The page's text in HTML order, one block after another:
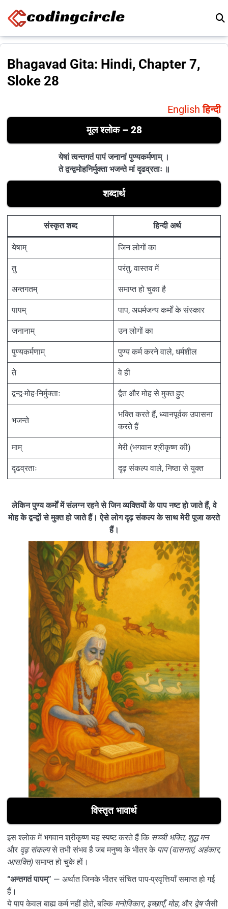
Bhagavad Gita: Hindi, Chapter 7,
Sloke 28
English हिन्दी
मूल श्लोक – 28
येषां त्वन्तगतं पापं जनानां पुण्यकर्मणाम् ।
ते द्वन्द्वमोहनिर्मुक्ता भजन्ते मां दृढव्रताः ॥
शब्दार्थ
संस्कृत शब्द हिन्दी अर्थ
येषाम् जिन लोगों का
तु परंतु, वास्तव में
अन्तगतम् समाप्त हो चुका है
पापम् पाप, अधर्मजन्य कर्मों के संस्कार
जनानाम् उन लोगों का
पुण्यकर्मणाम् पुण्य कर्म करने वाले, धर्मशील
ते वे ही
द्वन्द्व-मोह-निर्मुक्ताः द्वैत और मोह से मुक्त हुए
भजन्ते
भक्ति करते हैं, ध्यानपूर्वक उपासना
करते हैं
माम् मेरी (भगवान श्रीकृष्ण की)
दृढव्रताः दृढ़ संकल्प वाले, निष्ठा से युक्त
लेकिन पुण्य कर्मों में संलग्न रहने से जिन व्यक्तियों के पाप नष्ट हो जाते हैं, वे
मोह के द्वन्द्वों से मुक्त हो जाते हैं। ऐसे लोग दृढ़ संकल्प के साथ मेरी पूजा करते
हैं।
विस्तृत भावार्थ
इस श्लोक में भगवान श्रीकृष्ण यह स्पष्ट करते हैं कि सच्ची भक्ति, शुद्ध मन
और दृढ़ संकल्पसे तभी संभव है जब मनुष्य के भीतर के पाप (वासनाएं, अहंकार,
आसक्ति)समाप्त हो चुके हों।
“अन्तगतं पापम्” — अर्थात जिनके भीतर संचित पाप-प्रवृत्तियाँ समाप्त हो गई
हैं।
ये पाप केवल बाह्य कर्म नहीं होते, बल्कि मनोविकार, इच्छाएँ,मोह, और द्वेषजैसी